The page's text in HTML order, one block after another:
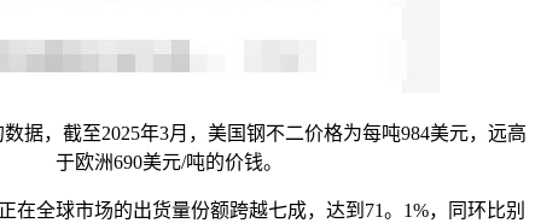
，截至2025年3月，美国钢不二价格为每吨984美元，远高
于欧洲690美元/吨的价钱。
球市场的出货量份额跨越七成，达到71。1%，同环比别